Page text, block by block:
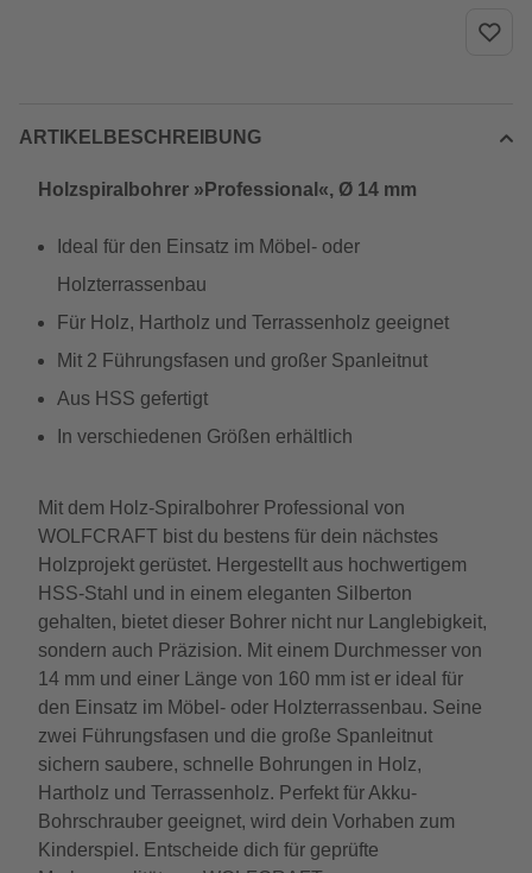
ARTIKELBESCHREIBUNG
Holzspiralbohrer »Professional«, Ø 14 mm
Ideal für den Einsatz im Möbel- oder
Holzterrassenbau
Für Holz, Hartholz und Terrassenholz geeignet
Mit 2 Führungsfasen und großer Spanleitnut
Aus HSS gefertigt
In verschiedenen Größen erhältlich
Mit dem Holz-Spiralbohrer Professional von
WOLFCRAFT bist du bestens für dein nächstes
Holzprojekt gerüstet. Hergestellt aus hochwertigem
HSS-Stahl und in einem eleganten Silberton
gehalten, bietet dieser Bohrer nicht nur Langlebigkeit,
sondern auch Präzision. Mit einem Durchmesser von
14 mm und einer Länge von 160 mm ist er ideal für
den Einsatz im Möbel- oder Holzterrassenbau. Seine
zwei Führungsfasen und die große Spanleitnut
sichern saubere, schnelle Bohrungen in Holz,
Hartholz und Terrassenholz. Perfekt für Akku-
Bohrschrauber geeignet, wird dein Vorhaben zum
Kinderspiel. Entscheide dich für geprüfte